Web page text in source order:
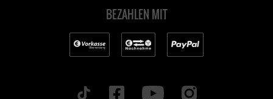
BEZAHLEN MIT